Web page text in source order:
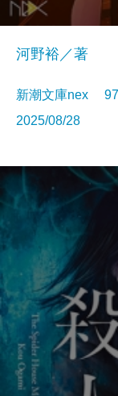
河野裕／著
新潮文庫nex
2025/08/28